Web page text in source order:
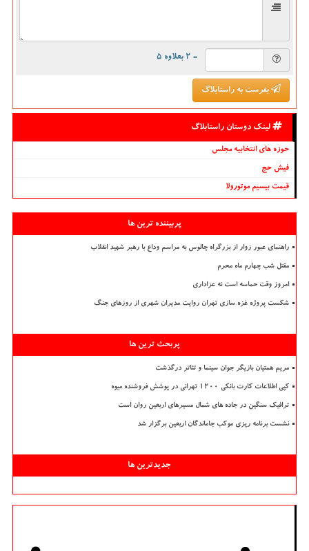
= ۲ بعلاوه ۵
بفرست به راستابلاگ
لینک دوستان راستابلاگ
حوزه های انتخابیه مجلس
فیش حج
قیمت بیسیم موتورولا
پربیننده ترین ها
راهنمای عبور زوار از بزرگراه چالوس به مراسم وداع با رهبر شهید انقلاب
مقتل شب چهارم ماه محرم
امروز وقت حماسه است نه عزاداری
شکست پروژه غزه سازی تهران روایت مدیران شهری از روزهای جنگ
پربحث ترین ها
مریم همتیان بازیگر جوان سینما و تئاتر درگذشت
کپی اطلاعات کارت بانکی ۱۲۰۰ تهرانی در پوشش فروشنده میوه
ترافیک سنگین در جاده های شمال مسیرهای اربعین روان است
نشست برنامه ریزی موکب جاماندگان اربعین برگزار شد
جدیدترین ها